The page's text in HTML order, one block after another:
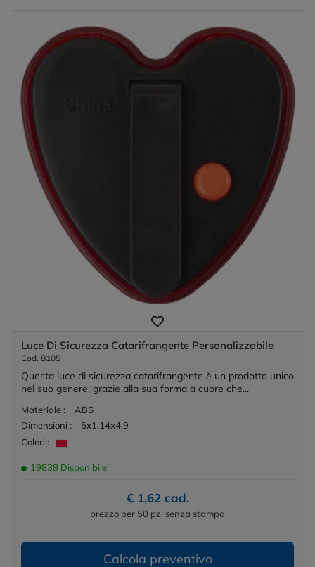
Luce Di Sicurezza Catarifrangente Personalizzabile
Cod. 8105
Questa luce di sicurezza catarifrangente è un prodotto unico
nel suo genere, grazie alla sua forma a cuore che...
Materiale :
ABS
Dimensioni :
5x1.14x4.9
Colori :
19838 Disponibile
€ 1,62 cad.
prezzo per 50 pz. senza stampa
Calcola preventivo